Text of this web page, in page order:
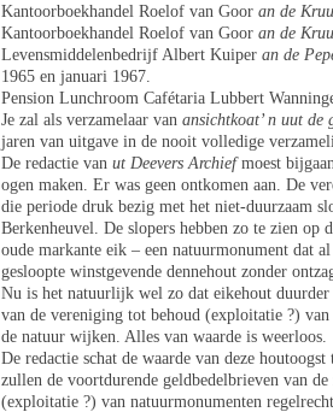
Kantoorboekhandel Roelof van Goor an de
Kantoorboekhandel Roelof van Goor an de
Levensmiddelenbedrijf Albert Kuiper an de
1965 en januari 1967.
Pension Lunchroom Cafétaria Lubbert
Je zal als verzamelaar van ansichtkoat’ n uut de
jaren van uitgave in de nooit volledige
De redactie van ut Deevers Archiefmoest
ogen maken. Er was geen ontkomen aan. De
die periode druk bezig met het niet-duurzaam
Berkenheuvel. De slopers hebben zo te zien op
oude markante eik – een natuurmonument dat
gesloopte winstgevende dennehout zonder
Nu is het natuurlijk wel zo dat eikehout
van de vereniging tot behoud (exploitatie ?)
de natuur wijken. Alles van waarde is weerloos.
De redactie schat de waarde van deze
zullen de voortdurende geldbedelbrieven van
(exploitatie ?) van natuurmonumenten